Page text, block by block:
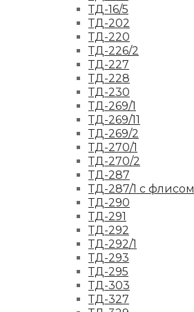
ТД-16/5
ТД-202
ТД-220
ТД-226/2
ТД-227
ТД-228
ТД-230
ТД-269/1
ТД-269/11
ТД-269/2
ТД-270/1
ТД-270/2
ТД-287
ТД-287/1 с флисом
ТД-290
ТД-291
ТД-292
ТД-292/1
ТД-293
ТД-295
ТД-303
ТД-327